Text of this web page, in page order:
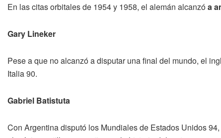
En las citas orbitales de 1954 y 1958, el alemán alcanzóa
Gary Lineker
Pese a que no alcanzó a disputar una final del mundo, el
Italia 90.
Gabriel Batistuta
Con Argentina disputó los Mundiales de Estados Unidos